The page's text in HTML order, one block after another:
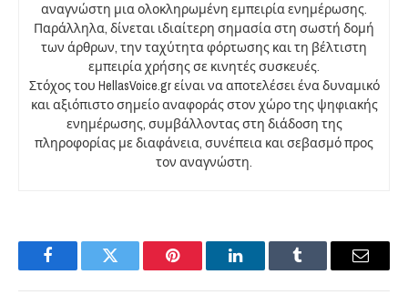
αναγνώστη μια ολοκληρωμένη εμπειρία ενημέρωσης.
Παράλληλα, δίνεται ιδιαίτερη σημασία στη σωστή δομή
των άρθρων, την ταχύτητα φόρτωσης και τη βέλτιστη
εμπειρία χρήσης σε κινητές συσκευές.
Στόχος του HellasVoice.gr είναι να αποτελέσει ένα δυναμικό
και αξιόπιστο σημείο αναφοράς στον χώρο της ψηφιακής
ενημέρωσης, συμβάλλοντας στη διάδοση της
πληροφορίας με διαφάνεια, συνέπεια και σεβασμό προς
τον αναγνώστη.
FacebookTwitter Pinterest LinkedInTumblr Email